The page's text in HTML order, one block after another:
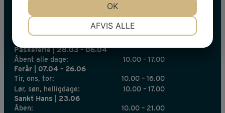
INFORMATION 2026
Påskeferie | 28.03 – 06.04
Åbent alle dage:
10.00 – 17.00
Forår | 07.04 – 26.06
Tir, ons, tor:
10.00 – 16.00
Lør, søn, helligdage:
10.00 – 17.00
Sankt Hans | 23.06
Åben:
10.00 – 21.00
MARKETING STATISTIK
AFVIS ALLE
OK